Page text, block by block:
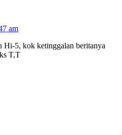
am
Hi-5, kok ketinggalan beritanya
T,T